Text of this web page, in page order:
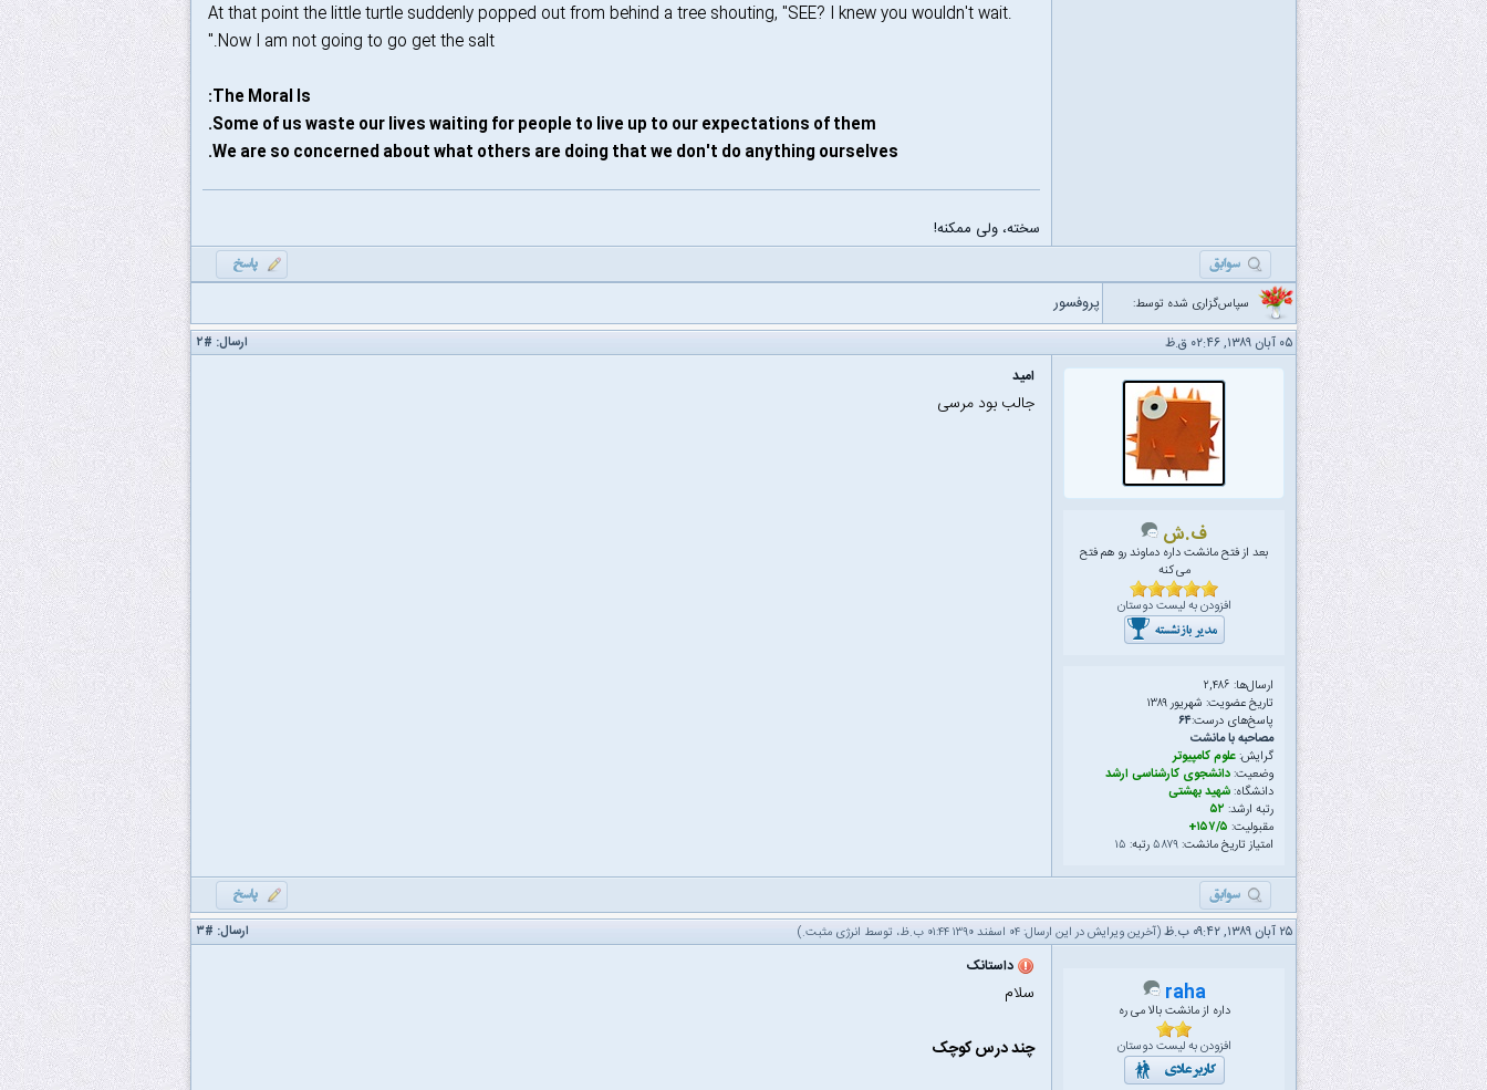
At that point the little turtle suddenly popped out from behind a tree shouting, "SEE? I knew you wouldn't wait.
Now I am not going to go get the salt."
The Moral Is:
Some of us waste our lives waiting for people to live up to our expectations of them.
We are so concerned about what others are doing that we don't do anything ourselves.
سخته، ولی ممکنه!
سپاس‌گزاری شده توسط: پروفسور
ارسال: #۲ ۰۵ آبان ۱۳۸۹, ۰۲:۴۶ ق.ظ
ف.ش
بعد از فتح مانشت داره دماوند رو هم فتح
می کنه
افزودن به لیست دوستان
ارسال‌ها: ۲,۴۸۶
تاریخ عضویت: شهریور ۱۳۸۹
پاسخ‌های درست:۶۴
مصاحبه با مانشت
گرایش:علوم کامپیوتر
وضعیت:دانشجوی کارشناسی ارشد
دانشگاه:شهید بهشتی
رتبه ارشد: ۵۲
مقبولیت: ۱۵۷/۵+
امتیاز تاریخ مانشت:۵۸۷۹رتبه: ۱۵
امید
جالب بود مرسی
ارسال: #۳ ۲۵ آبان ۱۳۸۹, ۰۹:۴۲ ب.ظ (آخرین ویرایش در این ارسال: ۰۴ اسفند ۱۳۹۰ ۰۱:۴۴ ب.ظ، توسط انرژی مثبت.)
raha
داره از مانشت بالا می ره
افزودن به لیست دوستان
داستانک
سلام
چند درس کوچک